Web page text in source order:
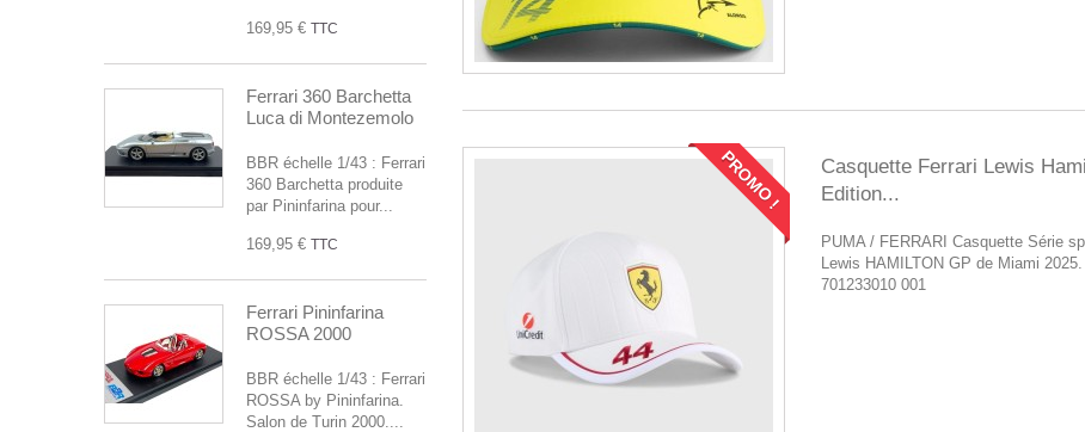
169,95 € TTC
Ferrari 360 Barchetta
Luca di Montezemolo
BBR échelle 1/43 : Ferrari
360 Barchetta produite
par Pininfarina pour...
169,95 € TTC
Ferrari Pininfarina
ROSSA 2000
BBR échelle 1/43 : Ferrari
ROSSA by Pininfarina.
Salon de Turin 2000....
PROMO !
Casquette Ferrari Lewis
Edition...
PUMA / FERRARI Casquette Série
Lewis HAMILTON GP de Miami
701233010 001